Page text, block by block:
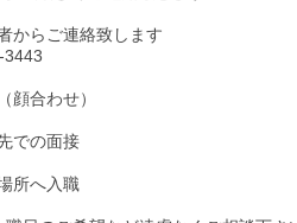
からご連絡致します
顔合わせ）
での面接
所へ入職